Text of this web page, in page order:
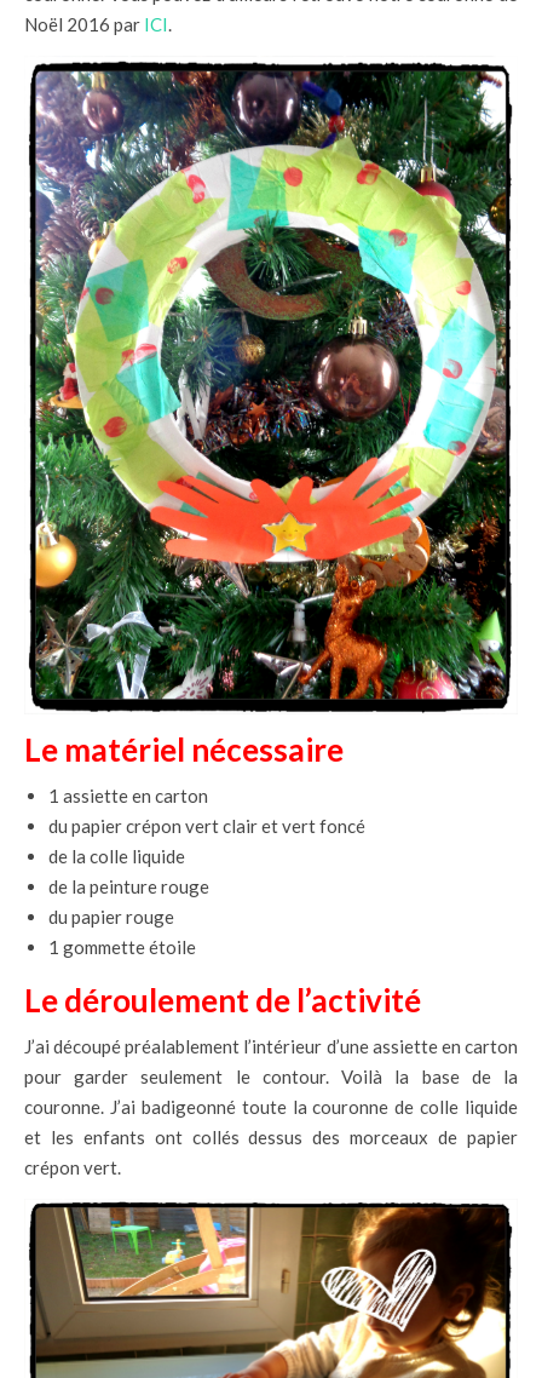
Noël 2016 par ICI.
Le matériel nécessaire
1 assiette en carton
du papier crépon vert clair et vert foncé
de la colle liquide
de la peinture rouge
du papier rouge
1 gommette étoile
Le déroulement de l’activité
J’ai découpé préalablement l’intérieur d’une assiette en carton
pour garder seulement le contour. Voilà la base de la
couronne. J’ai badigeonné toute la couronne de colle liquide
et les enfants ont collés dessus des morceaux de papier
crépon vert.